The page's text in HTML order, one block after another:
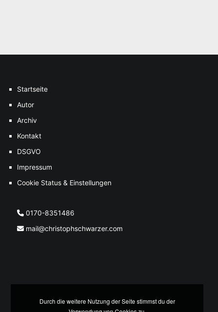
Startseite
Autor
Archiv
Kontakt
DSGVO
Impressum
Cookie Status & Einstellungen
0170-8351486
mail@christophschwarzer.com
Durch die weitere Nutzung der Seite stimmst du der